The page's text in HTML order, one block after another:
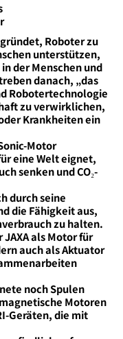
Roboter zu
unterstützen,
der Menschen und
danach, „das
Robotertechnologie
zu verwirklichen,
Krankheiten ein
Motor
eine Welt eignet,
senken und CO₂-
durch seine
die Fähigkeit aus,
zu halten.
als Motor für
auch als Aktuator
noch Spulen
Motoren
Geräten, die mit